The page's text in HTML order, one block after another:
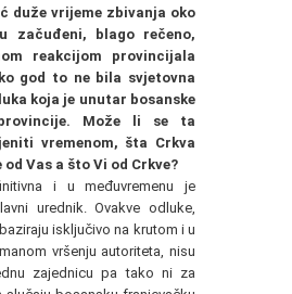
duže vrijeme zbivanja oko
začuđeni, blago rečeno,
reakcijom provincijala
god to ne bila svjetovna
koja je unutar bosanske
Može li se ta
vremenom, šta Crkva
Vas a što Vi od Crkve?
i u međuvremenu je
urednik. Ovakve odluke,
isključivo na krutom i u
vršenju autoriteta, nisu
zajednicu pa tako ni za